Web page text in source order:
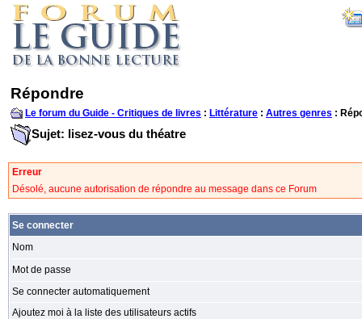
Répondre
Le forum du Guide - Critiques de livres : Littérature : Autres genres :
Sujet: lisez-vous du théatre
Erreur
Désolé, aucune autorisation de répondre au message dans ce Forum
Se connecter
Nom
Mot de passe
Se connecter automatiquement
Ajoutez moi à la liste des utilisateurs actifs